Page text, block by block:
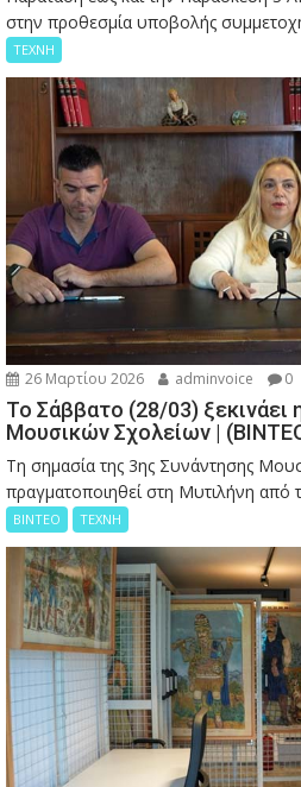
στην προθεσμία υποβολής
ΤΕΧΝΗ
26 Μαρτίου 2026 adminvoice 0
Το Σάββατο (28/03) ξεκινάει
Μουσικών Σχολείων |
Τη σημασία της 3ης Συνάντησης
πραγματοποιηθεί στη Μυτιλήνη από
ΒΙΝΤΕΟ ΤΕΧΝΗ